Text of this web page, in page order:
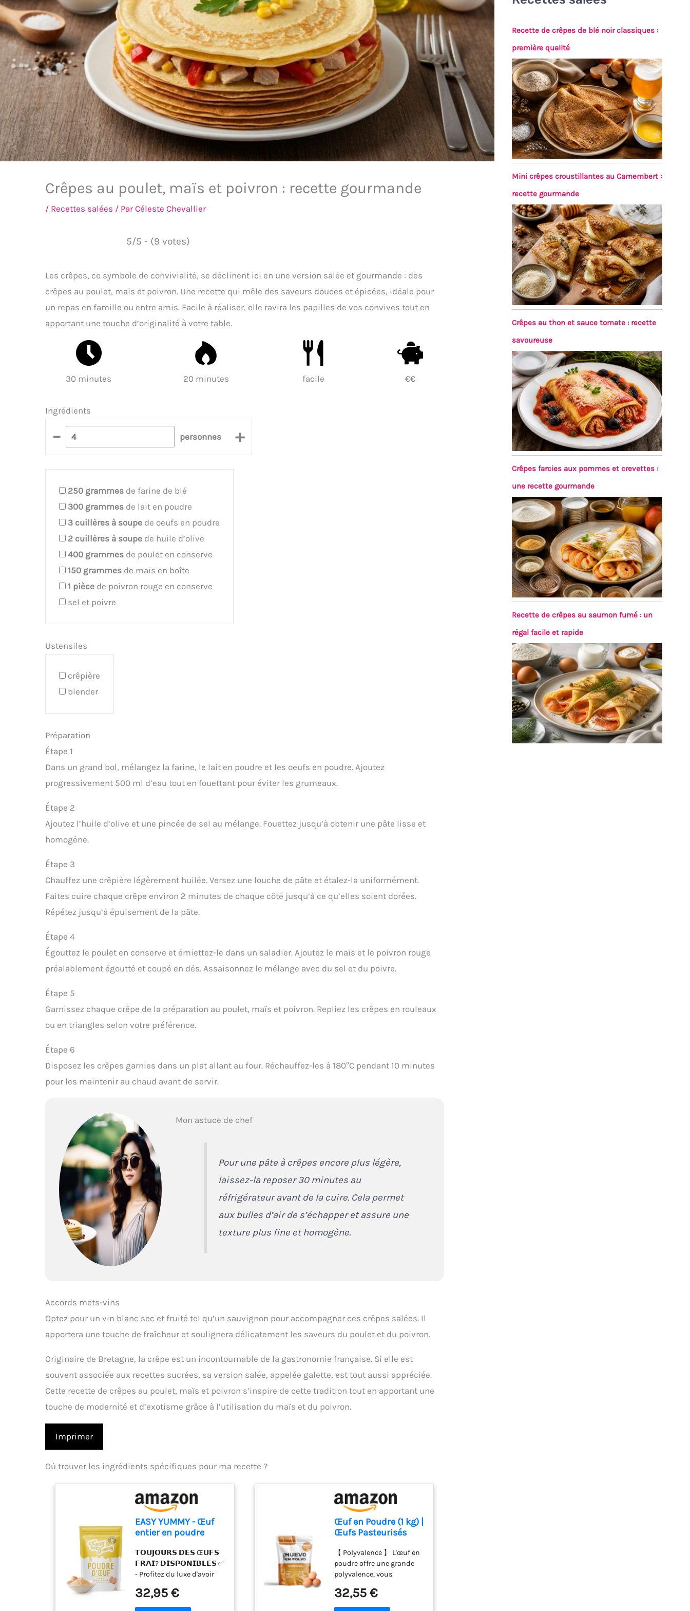
Crêpes au poulet, maïs et poivron : recette gourmande
/ Recettes salées / ParCéleste Chevallier
5/5 - (9 votes)
Les crêpes, ce symbole de convivialité, se déclinent ici en une version salée et gourmande : des
crêpes au poulet, maïs et poivron. Une recette qui mêle des saveurs douces et épicées, idéale pour
un repas en famille ou entre amis. Facile à réaliser, elle ravira les papilles de vos convives tout en
apportant une touche d’originalité à votre table.
30 minutes 20 minutes facile €€
Ingrédients
– personnes +
250 grammes de farine de blé
300 grammes de lait en poudre
3 cuillères à soupe de oeufs en poudre
2 cuillères à soupe de huile d’olive
400 grammes de poulet en conserve
150 grammes de maïs en boîte
1 pièce de poivron rouge en conserve
sel et poivre
Ustensiles
crêpière
blender
Préparation
Étape 1
Dans un grand bol, mélangez la farine, le lait en poudre et les oeufs en poudre. Ajoutez
progressivement 500 ml d’eau tout en fouettant pour éviter les grumeaux.
Étape 2
Ajoutez l’huile d’olive et une pincée de sel au mélange. Fouettez jusqu’à obtenir une pâte lisse et
homogène.
Étape 3
Chauffez une crêpière légèrement huilée. Versez une louche de pâte et étalez-la uniformément.
Faites cuire chaque crêpe environ 2 minutes de chaque côté jusqu’à ce qu’elles soient dorées.
Répétez jusqu’à épuisement de la pâte.
Étape 4
Égouttez le poulet en conserve et émiettez-le dans un saladier. Ajoutez le maïs et le poivron rouge
préalablement égoutté et coupé en dés. Assaisonnez le mélange avec du sel et du poivre.
Étape 5
Garnissez chaque crêpe de la préparation au poulet, maïs et poivron. Repliez les crêpes en rouleaux
ou en triangles selon votre préférence.
Étape 6
Disposez les crêpes garnies dans un plat allant au four. Réchauffez-les à 180°C pendant 10 minutes
pour les maintenir au chaud avant de servir.
Mon astuce de chef
Pour une pâte à crêpes encore plus légère,
laissez-la reposer 30 minutes au
réfrigérateur avant de la cuire. Cela permet
aux bulles d’air de s’échapper et assure une
texture plus fine et homogène.
Accords mets-vins
Optez pour un vin blanc sec et fruité tel qu’un sauvignon pour accompagner ces crêpes salées. Il
apportera une touche de fraîcheur et soulignera délicatement les saveurs du poulet et du poivron.
Originaire de Bretagne, la crêpe est un incontournable de la gastronomie française. Si elle est
souvent associée aux recettes sucrées, sa version salée, appelée galette, est tout aussi appréciée.
Cette recette de crêpes au poulet, maïs et poivron s’inspire de cette tradition tout en apportant une
touche de modernité et d’exotisme grâce à l’utilisation du maïs et du poivron.
Imprimer
Où trouver les ingrédients spécifiques pour ma recette ?
EASY YUMMY - Œuf
entier en poudre
100% d'œuf en
poudre
𝗧𝗢𝗨𝗝𝗢𝗨𝗥𝗦 𝗗𝗘𝗦 Œ𝗨𝗙𝗦
𝗙𝗥𝗔𝗜? 𝗗𝗜𝗦𝗣𝗢𝗡𝗜𝗕𝗟𝗘𝗦 ✅
- Profitez du luxe d'avoir
frais à portée de main à
tout moment. Notre poudre
32,95 €
Œuf en Poudre (1 kg) |
Œufs Pasteurisés
Déshydraté | Sans
Additifs | Produits
Sans Lactose |
Présentation en
Sachet Zip
【 Polyvalence 】 L'œuf en
poudre offre une grande
polyvalence, vous
dans une large variété de
recettes. Des plats salés
32,55 €
Recette de crêpes de blé noir classiques :
première qualité
Mini crêpes croustillantes au Camembert :
recette gourmande
Crêpes au thon et sauce tomate : recette
savoureuse
Crêpes farcies aux pommes et crevettes :
une recette gourmande
Recette de crêpes au saumon fumé : un
régal facile et rapide